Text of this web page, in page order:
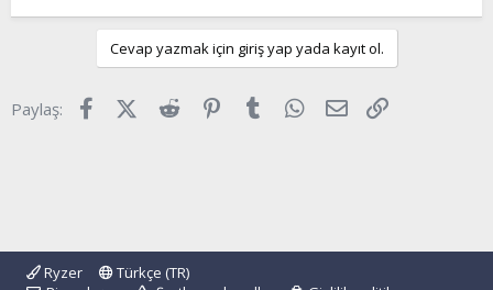
Cevap yazmak için giriş yap yada kayıt ol.
Paylaş: FacebookX (Twitter)
Reddit Pinterest
Tumblr WhatsApp
E-posta
Ryzer
Türkçe (TR)